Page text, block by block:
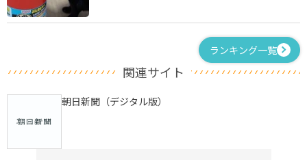
ランキング一覧
関連サイト
朝日新聞（デジタル版）